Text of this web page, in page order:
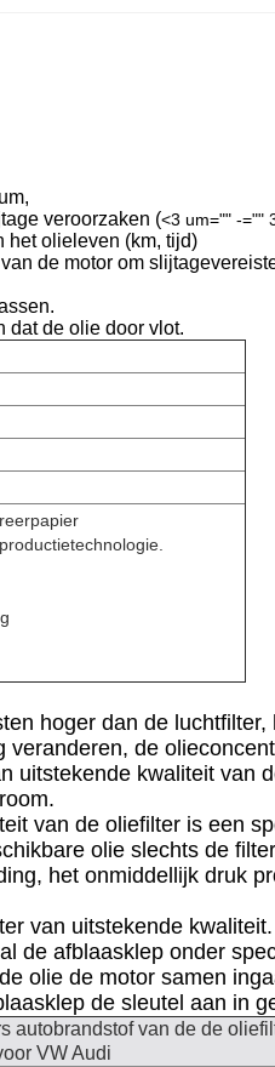
veroorzaken (<3 um="" -=""
het olieleven (km, tijd)
de motor om
dat de olie door vlot.
hoger dan de
de
uitstekende kwaliteit van
van de oliefilter is een
olie slechts de
het onmiddellijk druk
van uitstekende
de afblaasklep onder
olie de motor samen
de sleutel aan in
autobrandstof van de de
VW Audi